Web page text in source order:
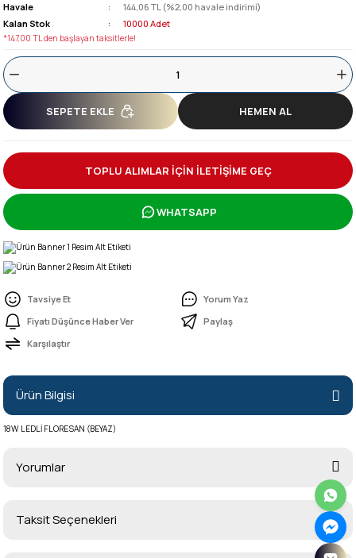
Havale
144,06 TL (%2,00 havale indirimi)
Kalan Stok
10000 Adet
*147,00 TL den başlayan taksitlerle!
SEPETE EKLE HEMEN AL
TOPLU ALIMLAR İÇİN İLETİŞİME GEÇ
WHATSAPP
Tavsiye Et
Yorum Yaz
Fiyatı Düşünce Haber Ver
Paylaş
Karşılaştır
Ürün Bilgisi
18W LEDLİ FLORESAN (BEYAZ)
Yorumlar
Bu ürüne ilk yorumu siz yapın!
Taksit Seçenekleri